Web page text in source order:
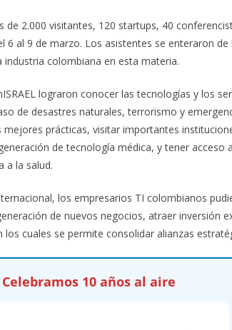
de 2.000 visitantes, 120 startups, 40
6 al 9 de marzo. Los asistentes se enteraron
industria colombiana en esta materia.
lograron conocer las tecnologías y los
de desastres naturales, terrorismo y
prácticas, visitar importantes
de tecnología médica, y tener acceso
a la salud.
los empresarios TI colombianos
de nuevos negocios, atraer inversión
cuales se permite consolidar alianzas
10 años al aire